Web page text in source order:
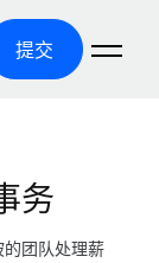
提交
务
团队处理薪